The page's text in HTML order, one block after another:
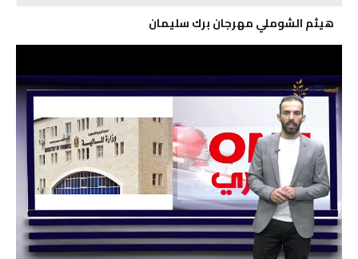
هيثم الشوملي مهرجان برك سليمان